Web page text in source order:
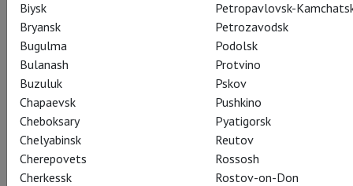
Biysk
Bryansk
Bugulma
Bulanash
Buzuluk
Chapaevsk
Cheboksary
Chelyabinsk
Cherepovets
Cherkessk
Petropavlovsk-
Petrozavodsk
Podolsk
Protvino
Pskov
Pushkino
Pyatigorsk
Reutov
Rossosh
Rostov-on-Don